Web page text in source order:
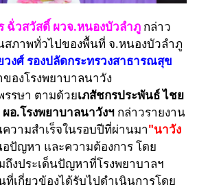
ฉั่วสวัสดิ์ ผวจ.หนองบัวลำภู กล่าว
สภาพทั่วไปของพื้นที่ จ.หนองบัวลำภู
งศ์ รองปลัดกระทรวงสาธารณสุข
องโรงพยาบาลนาวัง
รรษา ตามด้วยเภสัชกรประพันธ์ ไชย
อ.โรงพยาบาลนาวังฯ กล่าวรายงาน
วามสำเร็จในรอบปีที่ผ่านมา"นาวัง
ปัญหา และความต้องการ โดย
งประเด็นปัญหาที่โรงพยาบาลฯ
ที่เกี่ยวข้องได้รับไปดำเนินการโดย